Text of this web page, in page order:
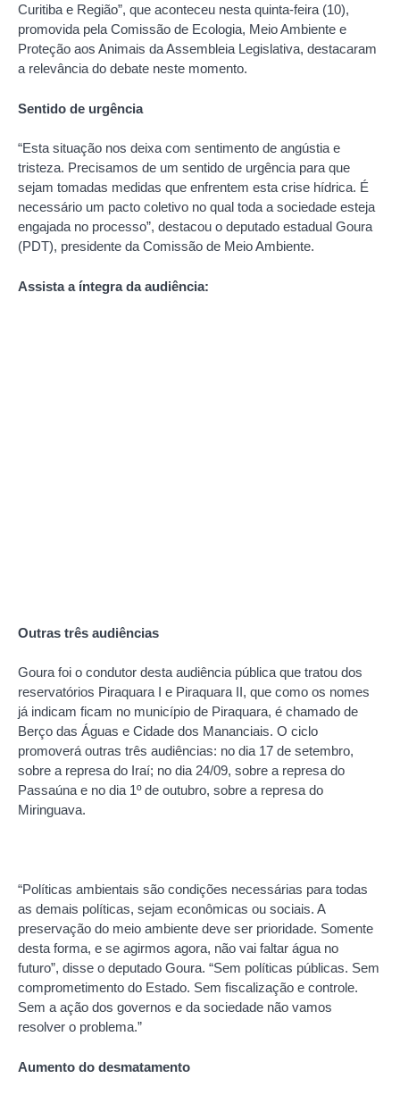
Curitiba e Região”, que aconteceu nesta quinta-feira (10),
promovida pela Comissão de Ecologia, Meio Ambiente e
Proteção aos Animais da Assembleia Legislativa, destacaram
a relevância do debate neste momento.
Sentido de urgência
“Esta situação nos deixa com sentimento de angústia e
tristeza. Precisamos de um sentido de urgência para que
sejam tomadas medidas que enfrentem esta crise hídrica. É
necessário um pacto coletivo no qual toda a sociedade esteja
engajada no processo”, destacou o deputado estadual Goura
(PDT), presidente da Comissão de Meio Ambiente.
Assista a íntegra da audiência:
Outras três audiências
Goura foi o condutor desta audiência pública que tratou dos
reservatórios Piraquara I e Piraquara II, que como os nomes
já indicam ficam no município de Piraquara, é chamado de
Berço das Águas e Cidade dos Mananciais. O ciclo
promoverá outras três audiências: no dia 17 de setembro,
sobre a represa do Iraí; no dia 24/09, sobre a represa do
Passaúna e no dia 1º de outubro, sobre a represa do
Miringuava.
“Políticas ambientais são condições necessárias para todas
as demais políticas, sejam econômicas ou sociais. A
preservação do meio ambiente deve ser prioridade. Somente
desta forma, e se agirmos agora, não vai faltar água no
futuro”, disse o deputado Goura. “Sem políticas públicas. Sem
comprometimento do Estado. Sem fiscalização e controle.
Sem a ação dos governos e da sociedade não vamos
resolver o problema.”
Aumento do desmatamento